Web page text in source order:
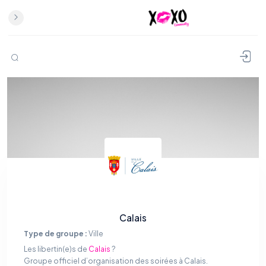
Calais
Type de groupe :Ville
Les libertin(e)s de Calais?
Groupe officiel d’organisation des soirées à Calais.